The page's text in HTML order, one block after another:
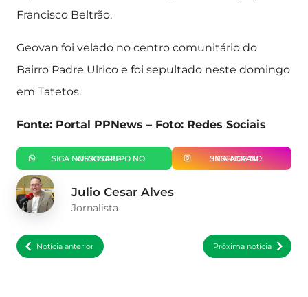
Francisco Beltrão.
Geovan foi velado no centro comunitário do
Bairro Padre Ulrico e foi sepultado neste domingo
em Tatetos.
Fonte: Portal PPNews – Foto: Redes Sociais
SIGA NOSSO GRUPO NO WHATSAPP SIGA-NOS NO INSTAGRAM
Julio Cesar Alves
Jornalista
Notícia anterior Próxima notícia